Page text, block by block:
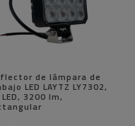
de lámpara de
LED LAYTZ LY7302,
3200 lm,